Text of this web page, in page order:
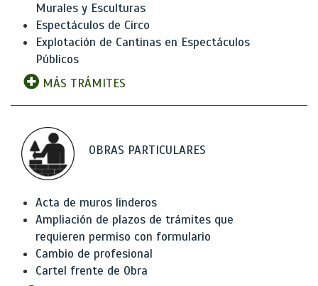
Murales y Esculturas
Espectáculos de Circo
Explotación de Cantinas en Espectáculos
Públicos
MÁS TRÁMITES
OBRAS PARTICULARES
Acta de muros linderos
Ampliación de plazos de trámites que
requieren permiso con formulario
Cambio de profesional
Cartel frente de Obra